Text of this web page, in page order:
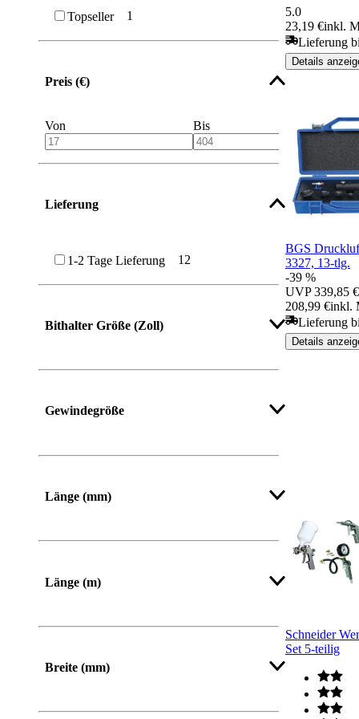
Topseller 1
Preis (€)
Von Bis
Lieferung
1-2 Tage Lieferung 12
Bithalter Größe (Zoll)
Gewindegröße
Länge (mm)
Von Bis
Länge (m)
Breite (mm)
Von Bis
5.0
23,19 €inkl.
Lieferung
Details
BGS
3327, 13-tlg.
-39 %
UVP 339,85 €
208,99 €inkl.
Lieferung
Details
Schneider
Set 5-teilig